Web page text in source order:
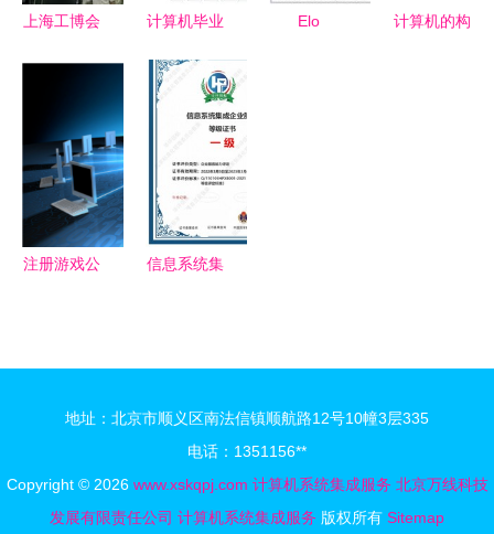
上海工博会
送料系统与
Sohoblink
公司计算机
系统集成服
务
计算机毕业
图书馆书籍
推荐系统的
新手必备指
Elo
计算机的构
注册游戏公
解
信息系统集
地址：北京市顺义区南法信镇顺航路12号10幢3层335
电话：1351156**
Copyright © 2026 www.xskqpj.com 计算机系统集成服务 北京万线科技
发展有限责任公司 计算机系统集成服务 版权所有 Sitemap